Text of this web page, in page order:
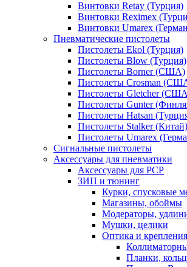
Винтовки Retay (Турция)
Винтовки Reximex
Винтовки Umarex
Пневматические пистолеты
Пистолеты Ekol (Турция)
Пистолеты Blow (Турция)
Пистолеты Borner (США)
Пистолеты Crosman
Пистолеты Gletcher
Пистолеты Gunter
Пистолеты Hatsan
Пистолеты Stalker (Китай)
Пистолеты Umarex
Сигнальные пистолеты
Аксессуары для пневматики
Аксессуары для PCP
ЗИП и тюнинг
Курки, спусковые
Магазины, обоймы
Модераторы,
Мушки, целики
Оптика и крепления
Планки,